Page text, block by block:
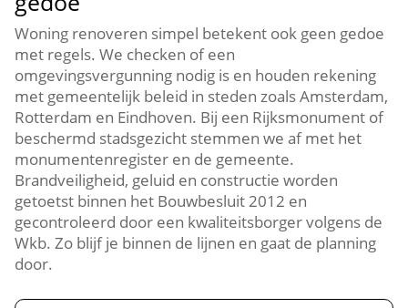
Woning renoveren simpel betekent ook geen gedoe
met regels.​ We checken of een
omgevingsvergunning nodig is en houden rekening
met gemeentelijk beleid in steden zoals Amsterdam,
Rotterdam en Eindhoven.​ Bij een Rijksmonument of
beschermd stadsgezicht stemmen we af met het
monumentenregister en de gemeente.​
Brandveiligheid, geluid en constructie worden
getoetst binnen het Bouwbesluit 2012 en
gecontroleerd door een kwaliteitsborger volgens de
Wkb.​ Zo blijf je binnen de lijnen en gaat de planning
door.​